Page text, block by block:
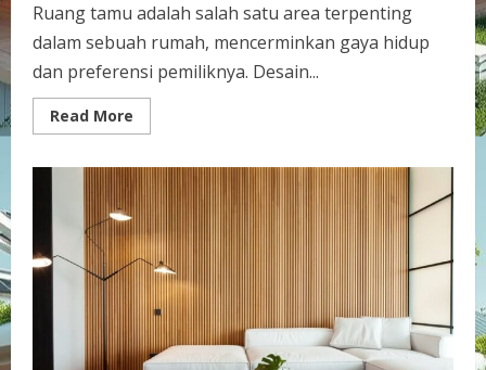
Ruang tamu adalah salah satu area terpenting
dalam sebuah rumah, mencerminkan gaya hidup
dan preferensi pemiliknya. Desain...
Read More
more
Tamu
Minimalis
Gaya
Fungsionalitas
yang
Menarik